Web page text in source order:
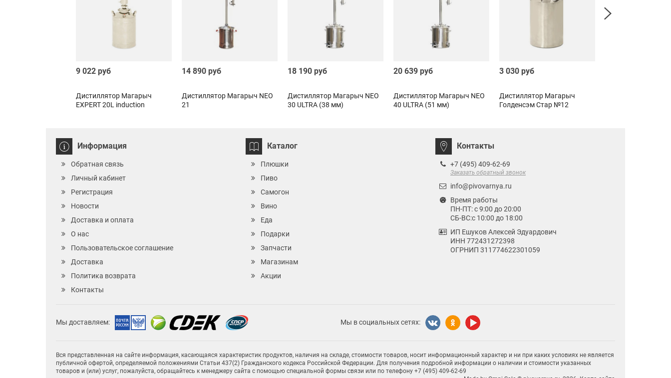
9 022 руб
Дистиллятор Магарыч
EXPERT 20L induсtion
14 890 руб
Дистиллятор Магарыч NEO
21
18 190 руб
Дистиллятор Магарыч NEO
30 ULTRA (38 мм)
20 639 руб
Дистиллятор Магарыч NEO
40 ULTRA (51 мм)
3 030 руб
Дистиллятор Магарыч
Голденсэм Стар №12
Информация
Обратная связь
Личный кабинет
Регистрация
Новости
Доставка и оплата
О нас
Пользовательское соглашение
Доставка
Политика возврата
Контакты
Каталог
Плюшки
Пиво
Самогон
Вино
Еда
Подарки
Запчасти
Магазинам
Акции
Контакты
+7 (495) 409-62-69
Заказать обратный звонок
info@pivovarnya.ru
Время работы
ПН-ПТ: с 9:00 до 20:00
СБ-ВС:с 10:00 до 18:00
ИП Ешуков Алексей Эдуардович
ИНН 772431272398
ОГРНИП 311774622301059
Мы доставляем: Мы в социальных сетях:
Вся представленная на сайте информация, касающаяся характеристик продуктов, наличия на складе, стоимости товаров, носит информационный характер и ни при каких условиях не является
публичной офертой, определяемой положениями Статьи 437(2) Гражданского кодекса Российской Федерации. Для получения подробной информации о наличии и стоимости указанных
товаров и (или) услуг, пожалуйста, обращайтесь к менеджеру сайта с помощью специальной формы связи или по телефону +7 (495) 409-62-69